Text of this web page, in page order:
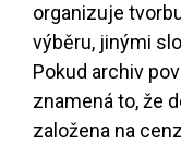
organizuje
výběru, jinými
Pokud archiv
znamená to, že
založena na